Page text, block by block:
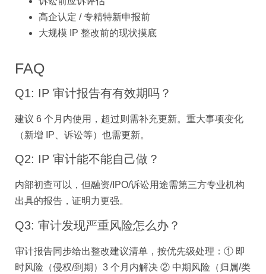
高企认定 / 专精特新申报前
大规模 IP 整改前的现状摸底
FAQ
Q1: IP 审计报告有有效期吗？
建议 6 个月内使用，超过则需补充更新。重大事项变化
（新增 IP、诉讼等）也需更新。
Q2: IP 审计能不能自己做？
内部初查可以，但融资/IPO/诉讼用途需第三方专业机构
出具的报告，证明力更强。
Q3: 审计发现严重风险怎么办？
审计报告同步给出整改建议清单，按优先级处理：① 即
时风险（侵权/到期）3 个月内解决 ② 中期风险（归属/类